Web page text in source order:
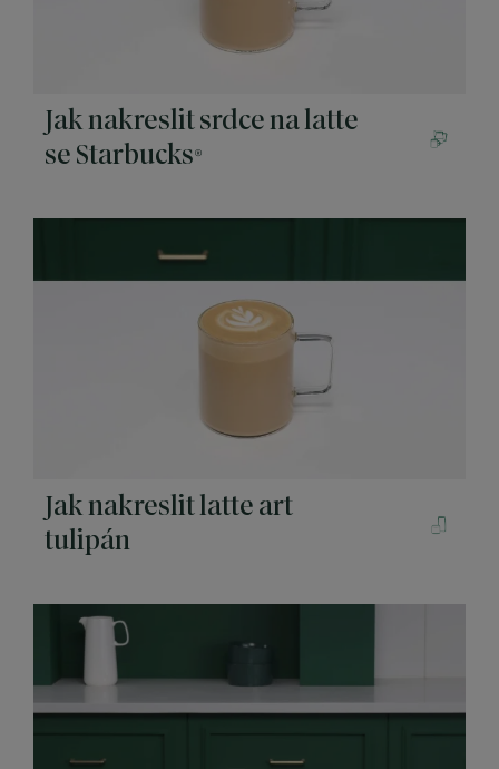
Jak nakreslit srdce na latte
se Starbucks®
Jak nakreslit latte art
tulipán